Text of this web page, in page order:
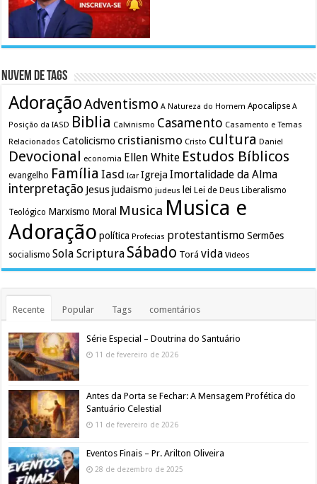
Nuvem de Tags
AdoraçãoAdventismo A Natureza do Homem Apocalipse A
Posição da IASD Biblia Calvinismo Casamento Casamento e Temas
Relacionados Catolicismo cristianismo Cristo cultura Daniel
Devocional economia Ellen White Estudos Bíblicos
evangelho Família Iasd Icar Igreja Imortalidade da Alma
interpretação Jesusjudaismo judeus lei Lei de Deus Liberalismo
Teológico Marxismo Moral Musica Musica e
Adoração política Profecias protestantismo Sermões
socialismo Sola Scriptura Sábado Torá vida Videos
Recente Popular Tags comentários
Série Especial – Doutrina do Santuário
11 de fevereiro de 2026
Antes da Porta se Fechar: A Mensagem Profética do
Santuário Celestial
11 de fevereiro de 2026
Eventos Finais – Pr. Arilton Oliveira
28 de dezembro de 2025